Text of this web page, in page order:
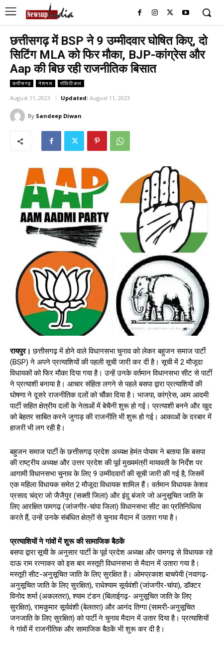
छत्तीसगढ़ में BSP ने 9 उम्मीदवार घोषित किए, दो
सिटिंग MLA को फिर मौका, BJP-कांग्रेस और
Aap की बिछ रही राजनीतिक बिसात
छत्तीसगढ़ नेशनल पॉलिटिकल
August 11, 2023 Updated: August 11, 2023
By Sandeep Diwan
रायपुर। छत्तीसगढ़ में होने वाले विधानसभा चुनाव को लेकर बहुजन समाज पार्टी
(BSP) ने अपने प्रत्याशियों की पहली सूची जारी कर दी है। सूची में 2 मौजूदा
विधायकों को फिर मौका दिया गया है। उन्हें उनके वर्तमान विधानसभा सीट से पार्टी
ने प्रत्याशी बनाया है। आचार संहिता लगने से पहले बसपा द्वारा प्रत्याशियों की
घोषणा ने दूसरे राजनीतिक दलों को चौंका दिया है। भाजपा, कांग्रेस, आम आदमी
पार्टी सहित क्षेत्रीय दलों के नेताओं में बेचैनी शुरू हो गई। प्रत्याशी बनने और खुद
को बेहतर साबित करने जुगाड़ की राजनीति भी शुरू हो गई। आकाओं के दरबार में
हाजरी भी लग रही है।
बहुजन समाज पार्टी के छत्तीसगढ़ प्रदेश अध्यक्ष हेमंत पोयाम ने बताया कि बसपा
की राष्ट्रीय अध्यक्ष और उत्तर प्रदेश की पूर्व मुख्यमंत्री मायावती के निर्देश पर
आगामी विधानसभा चुनाव के लिए 9 उम्मीदवारों की सूची जारी की गई है, जिसमें
एक महिला विधायक समेत 2 मौजूदा विधायक शामिल हैं। वर्तमान विधायक केशव
प्रसाद चंद्रा जो जैजैपुर (सक्ती जिला) और इंदु बंजारे जो अनुसूचित जाति के
लिए आरक्षित पामगढ़ (जांजगीर-चांपा जिला) विधानसभा सीट का प्रतिनिधित्व
करते हैं, उन्हें उनके संबंधित क्षेत्रों से चुनाव मैदान में उतारा गया है।
प्रत्याशियों ने गांवों में शुरू की सामाजिक बैठकें
बसपा द्वारा सूची के अनुसार पार्टी के पूर्व प्रदेश अध्यक्ष और पामगढ़ से विधायक रहे
दाऊ राम रत्नाकर को इस बार मस्तूरी विधानसभा से मैदान में उतारा गया है।
मस्तूरी सीट-अनुसूचित जाति के लिए सुरक्षित है। ओमप्रकाश बाचपेयी (नवागढ़-
अनुसूचित जाति के लिए सुरक्षित), राधेश्याम सूर्यवंशी (जांजगीर-चांपा), डॉक्टर
विनोद शर्मा (अकलतरा), श्याम टंडन (बिलाईगढ़- अनुसूचित जाति के लिए
सुरक्षित), रामकुमार सूर्यवंशी (बेलतरा) और आनंद तिग्गा (सामरी-अनुसूचित
जनजाति के लिए सुरक्षित) को पार्टी ने चुनाव मैदान में उतार दिया है। प्रत्याशियों
ने गांवों में राजनीतिक और सामाजिक बैठकें भी शुरू कर दी है।